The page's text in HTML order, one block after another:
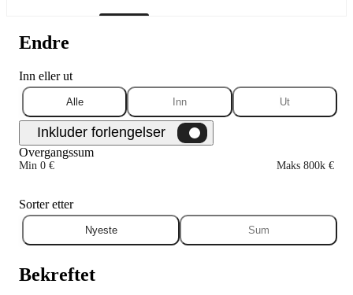
Endre
Inn eller ut
Alle Inn Ut
Overgangssum
Min 0 € Maks 800k €
Sorter etter
Nyeste Sum
Bekreftet